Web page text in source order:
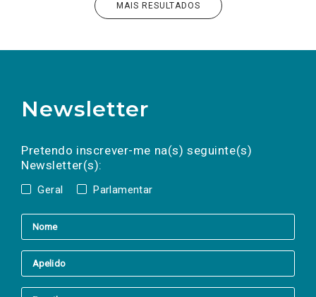
MAIS RESULTADOS
Newsletter
Pretendo inscrever-me na(s) seguinte(s)
Newsletter(s):
Geral Parlamentar
a(s) newsletter(s).
mail